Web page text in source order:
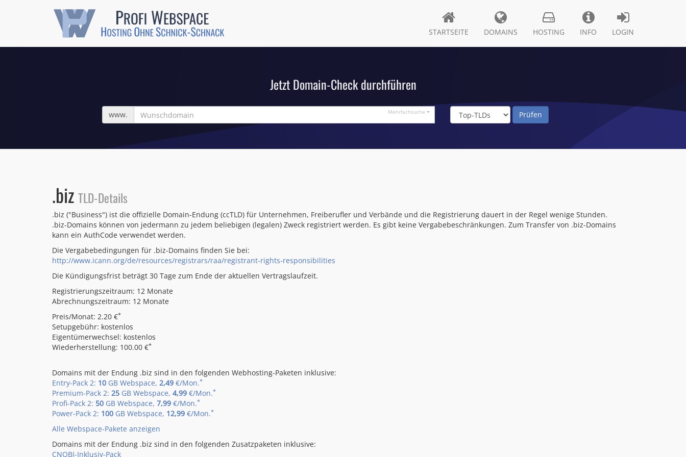
STARTSEITE DOMAINS HOSTING INFO LOGIN
Jetzt Domain-Check durchführen
Wunschdomain
www. Mehrfachsuche
.biz TLD-Details
.biz ("Business") ist die offizielle Domain-Endung (ccTLD) für Unternehmen, Freiberufler und Verbände und die Registrierung dauert in der Regel wenige Stunden.
.biz-Domains können von jedermann zu jedem beliebigen (legalen) Zweck registriert werden. Es gibt keine Vergabebeschränkungen. Zum Transfer von .biz-Domains
kann ein AuthCode verwendet werden.
Die Vergabebedingungen für .biz-Domains finden Sie bei:
http://www.icann.org/de/resources/registrars/raa/registrant-rights-responsibilities
Die Kündigungsfrist beträgt 30 Tage zum Ende der aktuellen Vertragslaufzeit.
Registrierungszeitraum: 12 Monate
Abrechnungszeitraum: 12 Monate
Preis/Monat: 2.20 €*
Setupgebühr: kostenlos
Eigentümerwechsel: kostenlos
Wiederherstellung: 100.00 €*
Domains mit der Endung .biz sind in den folgenden Webhosting-Paketen inklusive:
Entry-Pack 2: 10 GB Webspace, 2,49 €/Mon.*
Premium-Pack 2: 25 GB Webspace, 4,99 €/Mon.*
Profi-Pack 2: 50 GB Webspace, 7,99 €/Mon.*
Power-Pack 2: 100 GB Webspace, 12,99 €/Mon.*
Alle Webspace-Pakete anzeigen
Domains mit der Endung .biz sind in den folgenden Zusatzpaketen inklusive:
CNOBI-Inklusiv-Pack